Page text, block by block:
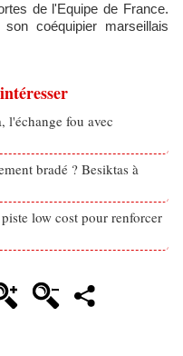
de l'Equipe de France.
coéquipier marseillais
l'échange fou avec
bradé ? Besiktas à
low cost pour renforcer